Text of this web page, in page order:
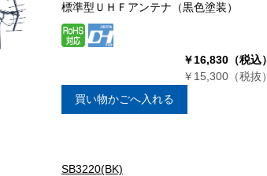
標準型ＵＨＦアンテナ（黒色塗装）
￥16,830（税込）
￥15,300（税抜）
買い物かごへ入れる
SB3220(BK)